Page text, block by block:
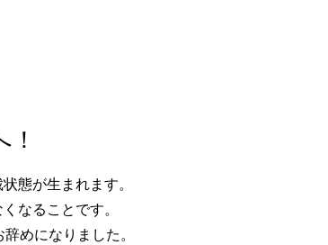
態が生まれます。
なることです。
めになりました。